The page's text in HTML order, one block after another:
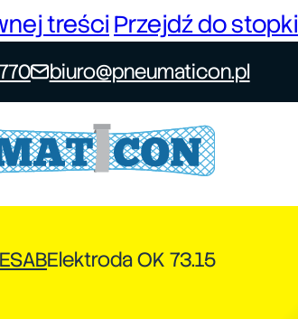
treści Przejdź do stopki
biuro@pneumaticon.pl
ESABElektroda OK 73.15